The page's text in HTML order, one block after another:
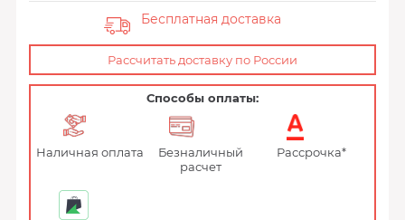
Бесплатная доставка
Рассчитать доставку по России
Способы оплаты:
Наличная оплата
Безналичный
расчет
Рассрочка*